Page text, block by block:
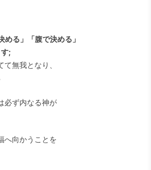
る」「腹で決める」
;
無我となり、
必ず内なる神が
へ向かうことを